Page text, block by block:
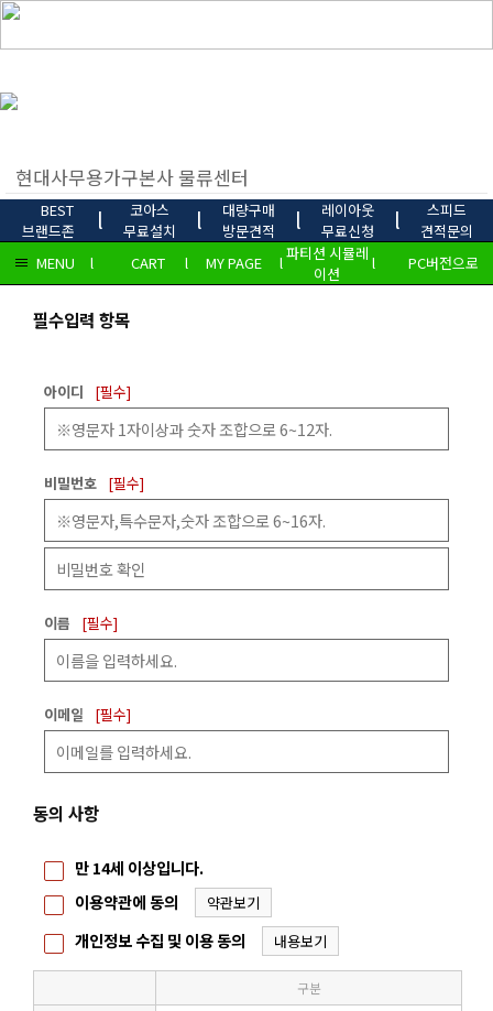
BEST
브랜드존
l
코아스
무료설치
l
대량구매
방문견적
l
레이아웃
무료신청
l
스피드
견적문의
MENU
l CART l MY PAGE l파티션 시뮬레
이션
l PC버전으로
필수입력 항목
아이디 [필수]
비밀번호 [필수]
이름 [필수]
이메일 [필수]
동의 사항
만 14세 이상입니다.
이용약관에 동의
약관보기
개인정보 수집 및 이용 동의 내용보기
구분